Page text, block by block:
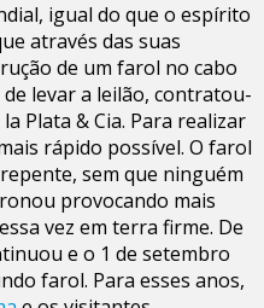
igual do que o espírito
através das suas
de um farol no cabo
levar a leilão, contratou-
Plata & Cia. Para realizar
rápido possível. O farol
sem que ninguém
provocando mais
vez em terra firme. De
e o 1 de setembro
farol. Para esses anos,